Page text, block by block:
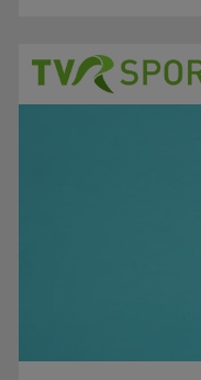
ÎNTÂLNIRI ADMIRABILE
Talk-show moderat de
După aproape 30 de ani